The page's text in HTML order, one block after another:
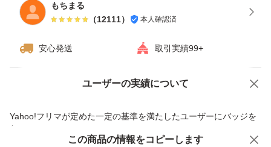
もちまる
（12111） 本人確認済
安心発送 取引実績99+
ユーザーの実績について
Yahoo!フリマが定めた一定の基準を満たしたユーザーにバッジを
付与しています
価格の相談 商品への質問
この商品の情報をコピーします
この商品をみている人にオススメ